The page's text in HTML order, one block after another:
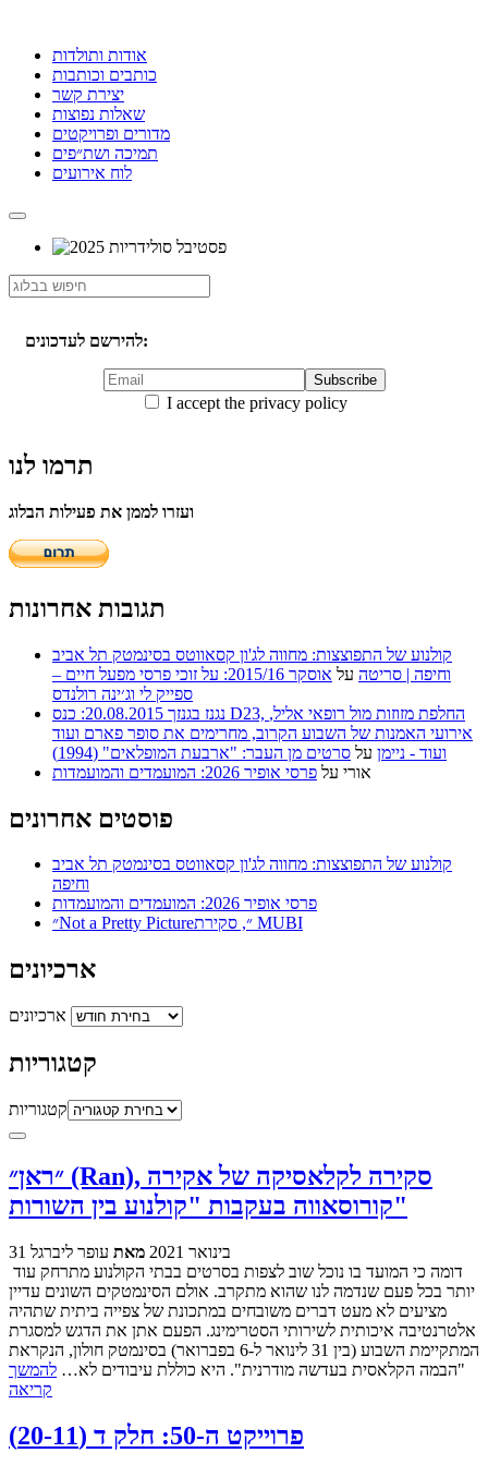
אודות ותולדות
כותבים וכותבות
יצירת קשר
שאלות נפוצות
מדורים ופרויקטים
תמיכה ושת״פים
לוח אירועים
להירשם לעדכונים:
I accept the privacy policy
תרמו לנו
ועזרו לממן את פעילות הבלוג
תגובות אחרונות
קולנוע של התפוצצות: מחווה לג'ון קסאווטס בסינמטק תל אביב
וחיפה | סריטה על
אוסקר 2015/16: על זוכי פרסי מפעל חיים –
ספייק לי וג׳ינה רולנדס
נגנז בגנזך 20.08.2015: כנס D23, החלפת מזוזות מול רופאי אליל,
אירועי האמנות של השבוע הקרוב, מחרימים את סופר פארם ועוד
ועוד - ניימן על סרטים מן העבר: "ארבעת המופלאים" (1994)
אורי על פרסי אופיר 2026: המועמדים והמועמדות
פוסטים אחרונים
קולנוע של התפוצצות: מחווה לג'ון קסאווטס בסינמטק תל אביב
וחיפה
פרסי אופיר 2026: המועמדים והמועמדות
״Not a Pretty Picture״, סקירת MUBI
ארכיונים
ארכיונים
קטגוריות
קטגוריות
״ראן״ (Ran), סקירה לקלאסיקה של אקירה
קורוסאווה בעקבות "קולנוע בין השורות"
31 בינואר 2021 מאת עופר ליברגל
יותר בכל פעם שנדמה לנו שהוא מתקרב. אולם הסינמטקים השונים עדיין
מציעים לא מעט דברים משובחים במתכונת של צפייה ביתית שתהיה
אלטרנטיבה איכותית לשירותי הסטרימינג. הפעם אתן את הדגש למסגרת
המתקיימת השבוע (בין 31 לינואר ל-6 בפברואר) בסינמטק חולון, הנקראת
"הבמה הקלאסית בעדשה מודרנית". היא כוללת עיבודים לא… להמשך
קריאה
פרוייקט ה-50: חלק ד (20-11)